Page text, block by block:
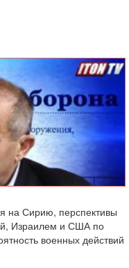
на Сирию, перспективы
Израилем и США по
военных действий